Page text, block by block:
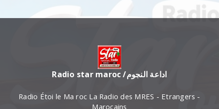
Radio star maroc /اداعة النجوم
Radio Étoi le Ma roc La Radio des MRES - Etrangers -
Marocains